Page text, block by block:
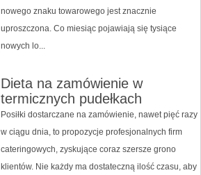
nowego znaku towarowego jest znacznie
uproszczona. Co miesiąc pojawiają się tysiące
nowych lo...
Dieta na zamówienie w
termicznych pudełkach
Posiłki dostarczane na zamówienie, nawet pięć razy
w ciągu dnia, to propozycje profesjonalnych firm
cateringowych, zyskujące coraz szersze grono
klientów. Nie każdy ma dostateczną ilość czasu, aby